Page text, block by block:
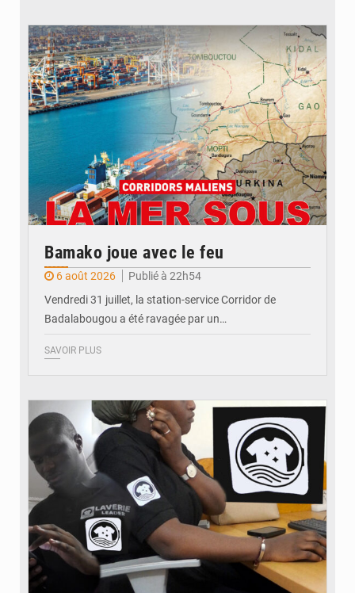
© JDM
Bamako joue avec le feu
6 août 2026
Publié à 22h54
Vendredi 31 juillet, la station-service Corridor de
Badalabougou a été ravagée par un…
SAVOIR PLUS